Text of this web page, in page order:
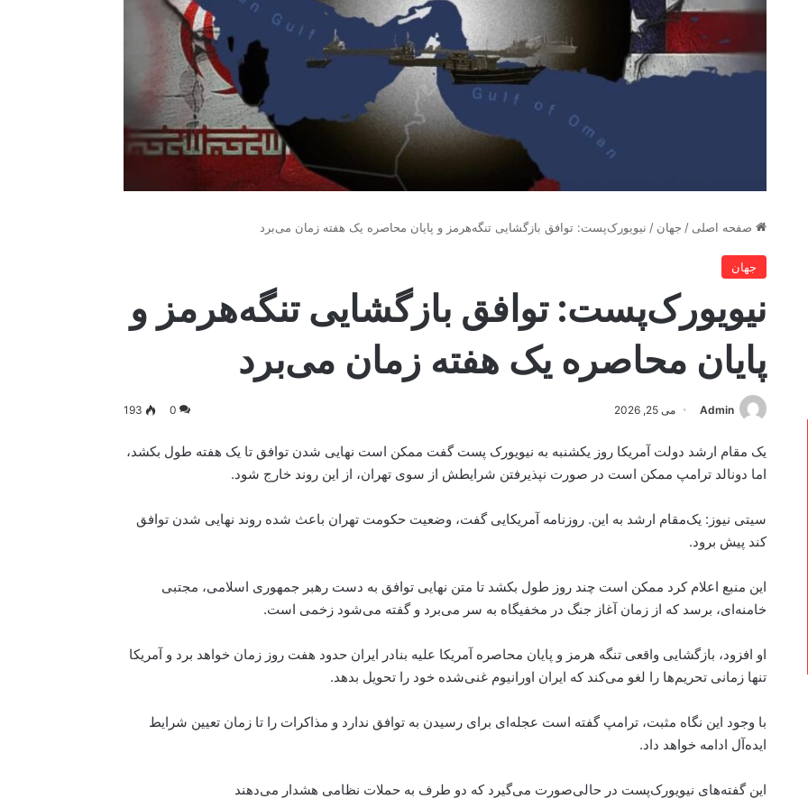
صفحه اصلی / جهان / نیویورک‌پست: توافق بازگشایی تنگه‌هرمز و پایان محاصره یک هفته زمان می‌برد
جهان
نیویورک‌پست: توافق بازگشایی تنگه‌هرمز و
پایان محاصره یک هفته زمان می‌برد
Admin می 25, 2026 0
193
یک مقام ارشد دولت آمریکا روز یکشنبه به نیویورک پست گفت ممکن است نهایی شدن توافق تا یک هفته طول بکشد،
اما دونالد ترامپ ممکن است در صورت نپذیرفتن شرایطش از سوی تهران، از این روند خارج شود.
سیتی نیوز: یک‌مقام ارشد به این. روزنامه آمریکایی گفت، وضعیت حکومت تهران باعث شده روند نهایی شدن توافق
کند پیش برود.
این منبع اعلام کرد ممکن است چند روز طول بکشد تا متن نهایی توافق به دست رهبر جمهوری اسلامی، مجتبی
خامنه‌ای، برسد که از زمان آغاز جنگ در مخفیگاه به سر می‌برد و گفته می‌شود زخمی است.
او افزود، بازگشایی واقعی تنگه هرمز و پایان محاصره آمریکا علیه بنادر ایران حدود هفت روز زمان خواهد برد و آمریکا
تنها زمانی تحریم‌ها را لغو می‌کند که ایران اورانیوم غنی‌شده خود را تحویل بدهد.
با وجود این نگاه مثبت، ترامپ گفته است عجله‌ای برای رسیدن به توافق ندارد و مذاکرات را تا زمان تعیین شرایط
ایده‌آل ادامه خواهد داد.
این گفته‌‌های نیویورک‌پست در حالی‌صورت می‌گیرد که دو طرف به حملات نظامی هشدار می‌دهند